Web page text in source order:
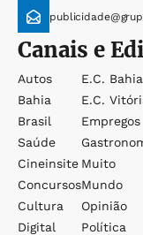
Canais e
Autos
Bahia
Brasil
Saúde
Cineinsite
Concursos
Cultura
Digital
E.c. Bahia
E.c.
Empregos
Muito
Mundo
Opinião
Política